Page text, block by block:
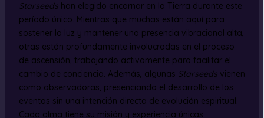
Starseedshan elegido encarnar en la Tierra durante este
período único. Mientras que muchas están aquí para
sostener la luz y mantener una presencia vibracional alta,
otras están profundamente involucradas en el proceso
de ascensión, trabajando activamente para facilitar el
cambio de conciencia. Además, algunas Starseedsvienen
como observadoras, presenciando el desarrollo de los
eventos sin una intención directa de evolución espiritual.
Cada alma tiene su misión y experiencia únicas.